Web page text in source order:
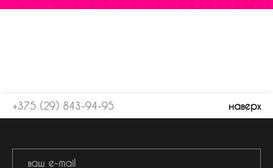
+375 (29) 843-94-95 наверх